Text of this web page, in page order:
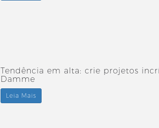
Tendência em alta: crie projetos
Damme
Leia Mais